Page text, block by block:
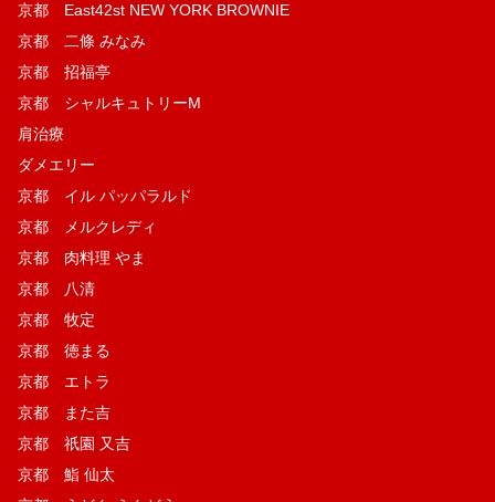
京都 East42st NEW YORK BROWNIE
京都 二條 みなみ
京都 招福亭
京都 シャルキュトリーM
肩治療
ダメエリー
京都 イル パッパラルド
京都 メルクレディ
京都 肉料理 やま
京都 八清
京都 牧定
京都 徳まる
京都 エトラ
京都 また吉
京都 祇園 又吉
京都 鮨 仙太